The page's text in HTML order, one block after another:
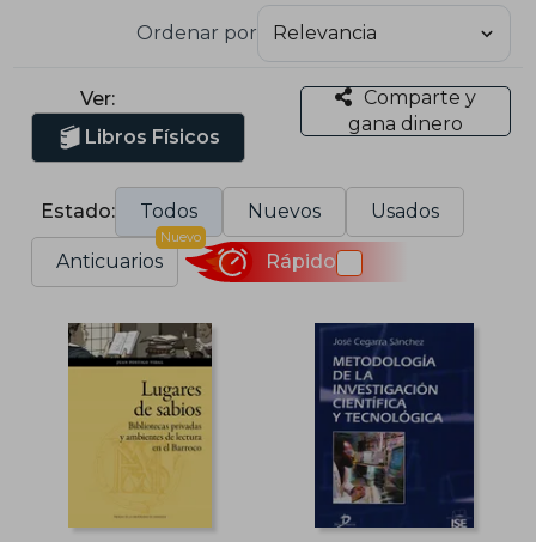
Ordenar por
Ver:
Libros Físicos
Comparte y
gana dinero
Estado: Todos Nuevos Usados
Anticuarios
Nuevo
Rápido